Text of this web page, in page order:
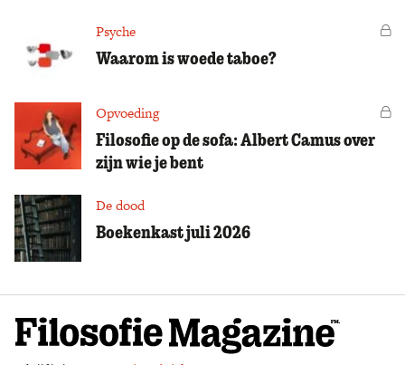
Psyche
Waarom is woede taboe?
Opvoeding
Filosofie op de sofa: Albert Camus over
zijn wie je bent
De dood
Boekenkast juli 2026